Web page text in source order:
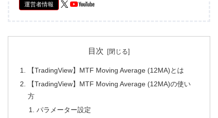
運営者情報
目次
【TradingView】MTF Moving Average (12MA)とは
【TradingView】MTF Moving Average (12MA)の使い
方
パラメーター設定